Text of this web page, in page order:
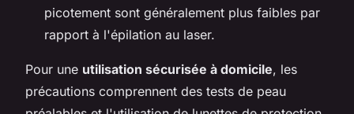
picotement sont généralement plus faibles par
rapport à l'épilation au laser.
Pour une utilisation sécurisée à domicile, les
précautions comprennent des tests de peau